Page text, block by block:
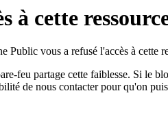
à cette
Public vous a refusé l'accès à cette
feu partage cette faiblesse. Si le
de nous contacter pour qu'on